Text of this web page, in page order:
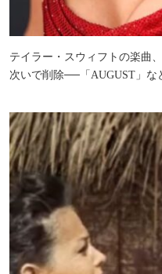
テイラー・スウィフトの楽曲
次いで削除──「AUGUST」な